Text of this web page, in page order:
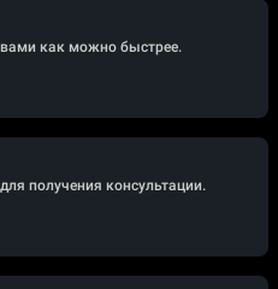
как можно быстрее.
получения консультации.